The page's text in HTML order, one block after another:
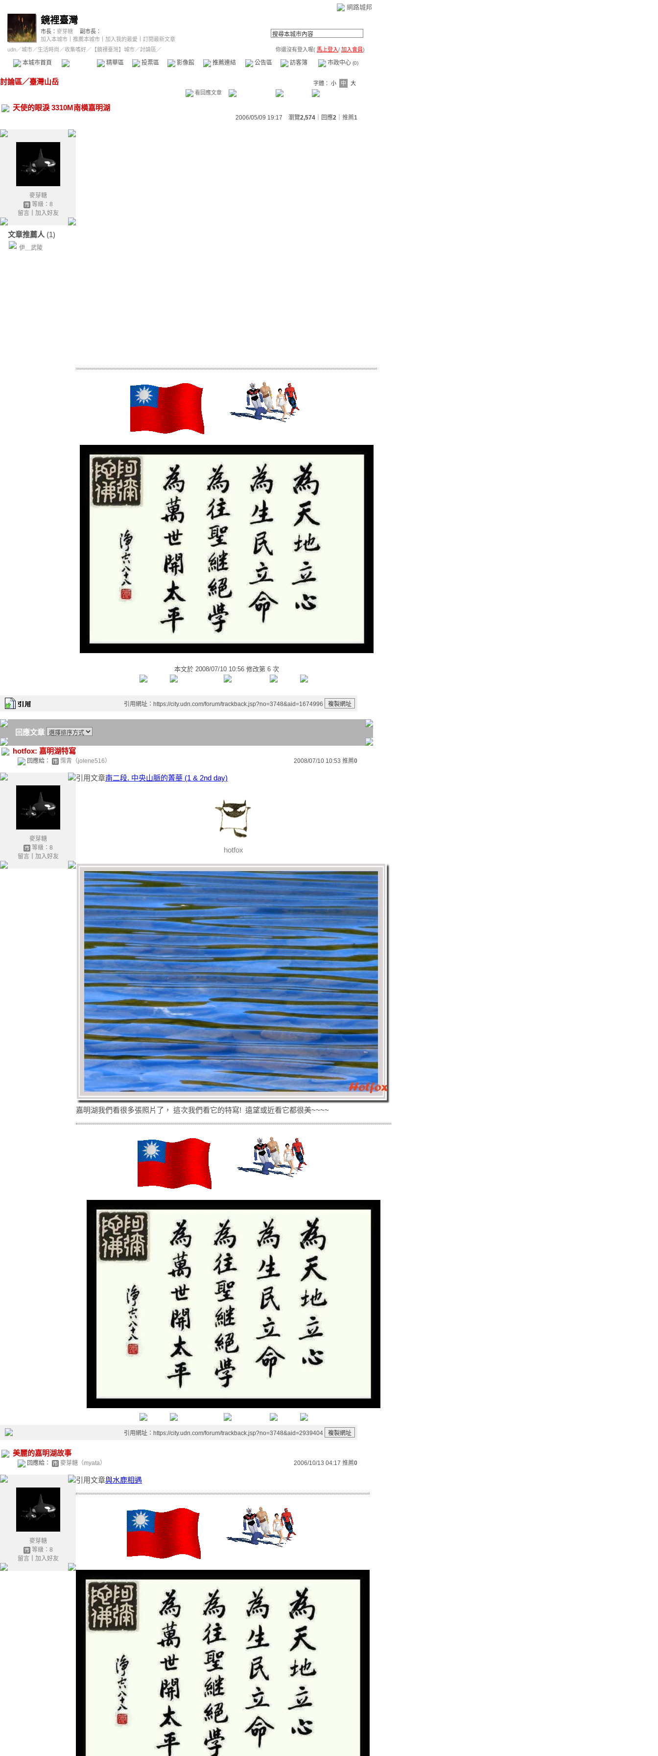
網路城邦
鏡裡臺灣
市長： 麥芽糖
副市長：
加入本城市
推薦本城市 加入我的最愛
訂閱最新文章
udn／城市／生活時尚 ／收集嗜好／ 【鏡裡臺灣】城市／討論區／ 你還沒有登入喔( 馬上登入/ 加入會員)
本城市首頁 精華區 投票區 影像館 推薦連結 公告區 訪客簿 市政中心 (0)
討論區／臺灣山岳 字體： 小 中
大
看回應文章
天使的眼淚 3310M南橫嘉明湖
2006/05/09 19:17 瀏覽2,574 ｜回應2 推薦1
麥芽糖
等級：8
留言｜ 加入好友
文章推薦人 (1)
伊＿武陵
本文於 2008/07/10 10:56 修改第 6 次
引用網址：https://city.udn.com/forum/trackback.jsp?no=3748&aid=1674996
回應文章
hotfox: 嘉明湖特寫
回應給： 霈青（jolene516） 2008/07/10 10:53 推薦0
麥芽糖
等級：8
留言｜ 加入好友
引用文章南二段. 中央山脈的菁華 (1 & 2nd day)
hotfox
嘉明湖我們看很多張照片了， 這次我們看它的特寫! 遠望或近看它都很美~~~~
引用網址：https://city.udn.com/forum/trackback.jsp?no=3748&aid=2939404
美麗的嘉明湖故事
回應給： 麥芽糖（myata） 2006/10/13 04:17 推薦0
麥芽糖
等級：8
留言｜ 加入好友
引用文章與水鹿相遇